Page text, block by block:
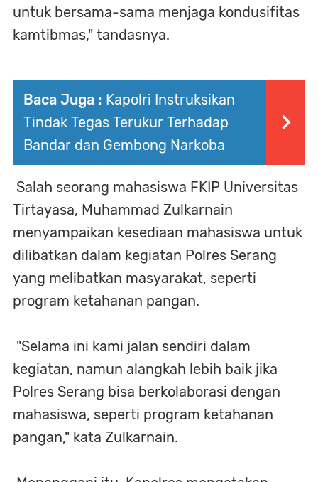
untuk bersama-sama menjaga kondusifitas
kamtibmas," tandasnya.
Baca Juga : Kapolri Instruksikan
Tindak Tegas Terukur Terhadap
Bandar dan Gembong Narkoba
Salah seorang mahasiswa FKIP Universitas
Tirtayasa, Muhammad Zulkarnain
menyampaikan kesediaan mahasiswa untuk
dilibatkan dalam kegiatan Polres Serang
yang melibatkan masyarakat, seperti
program ketahanan pangan.
"Selama ini kami jalan sendiri dalam
kegiatan, namun alangkah lebih baik jika
Polres Serang bisa berkolaborasi dengan
mahasiswa, seperti program ketahanan
pangan," kata Zulkarnain.